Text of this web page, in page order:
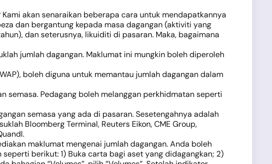
akan senaraikan beberapa cara untuk mendapatkannya
dan bergantung kepada masa dagangan (aktiviti yang
dan seterusnya, likuiditi di pasaran. Maka, bagaimana
jumlah dagangan. Maklumat ini mungkin boleh diperoleh
boleh diguna untuk memantau jumlah dagangan dalam
semasa. Pedagang boleh melanggan perkhidmatan seperti
semasa yang ada di pasaran. Sesetengahnya adalah
Bloomberg Terminal, Reuters Eikon, CME Group,
maklumat mengenai jumlah dagangan. Anda boleh
berikut: 1) Buka carta bagi aset yang didagangkan; 2)